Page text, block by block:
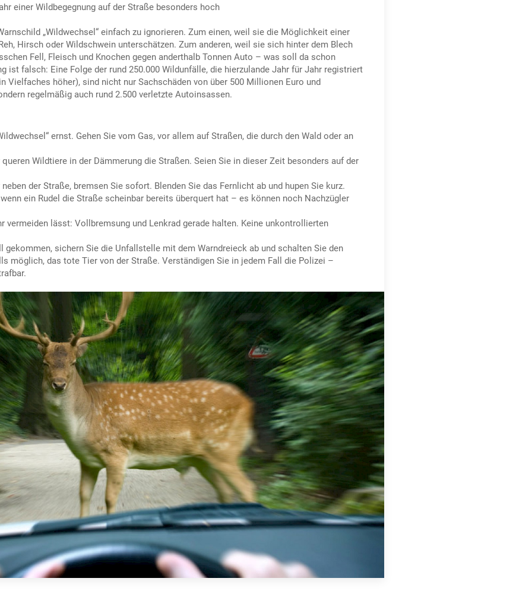
einer Wildbegegnung auf der Straße besonders hoch
„Wildwechsel“ einfach zu ignorieren. Zum einen, weil sie die Möglichkeit einer
Hirsch oder Wildschwein unterschätzen. Zum anderen, weil sie sich hinter dem Blech
Fell, Fleisch und Knochen gegen anderthalb Tonnen Auto – was soll da schon
ist falsch: Eine Folge der rund 250.000 Wildunfälle, die hierzulande Jahr für Jahr registriert
Vielfaches höher), sind nicht nur Sachschäden von über 500 Millionen Euro und
regelmäßig auch rund 2.500 verletzte Autoinsassen.
ernst. Gehen Sie vom Gas, vor allem auf Straßen, die durch den Wald oder an
Wildtiere in der Dämmerung die Straßen. Seien Sie in dieser Zeit besonders auf der
der Straße, bremsen Sie sofort. Blenden Sie das Fernlicht ab und hupen Sie kurz.
ein Rudel die Straße scheinbar bereits überquert hat – es können noch Nachzügler
vermeiden lässt: Vollbremsung und Lenkrad gerade halten. Keine unkontrollierten
gekommen, sichern Sie die Unfallstelle mit dem Warndreieck ab und schalten Sie den
möglich, das tote Tier von der Straße. Verständigen Sie in jedem Fall die Polizei –